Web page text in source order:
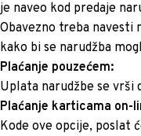
je naveo kod predaje
Obavezno treba navesti
kako bi se narudžba
Plaćanje pouzećem:
Uplata narudžbe se vrši
Plaćanje karticama on-
Kode ove opcije, poslat